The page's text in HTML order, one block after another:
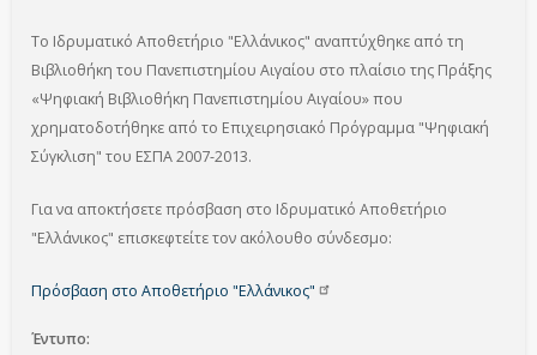
Το Ιδρυματικό Αποθετήριο "Ελλάνικος" αναπτύχθηκε από τη
Βιβλιοθήκη του Πανεπιστημίου Αιγαίου στο πλαίσιο της Πράξης
«Ψηφιακή Βιβλιοθήκη Πανεπιστημίου Αιγαίου» που
χρηματοδοτήθηκε από το Επιχειρησιακό Πρόγραμμα "Ψηφιακή
Σύγκλιση" του ΕΣΠΑ 2007-2013.
Για να αποκτήσετε πρόσβαση στο Ιδρυματικό Αποθετήριο
"Ελλάνικος" επισκεφτείτε τον ακόλουθο σύνδεσμο:
Πρόσβαση στο Αποθετήριο "Ελλάνικος"
Έντυπο